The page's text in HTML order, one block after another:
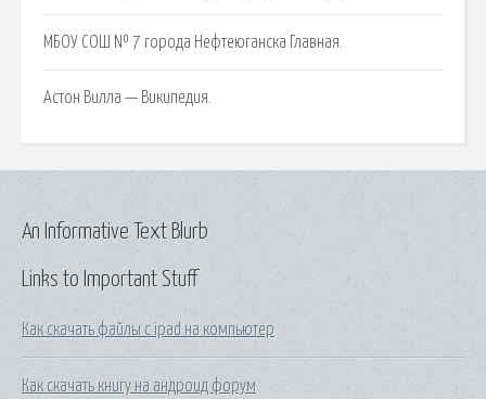
МБОУ СОШ № 7 города Нефтеюганска Главная.
Астон Вилла — Википедия.
Links to Important Stuff
Как скачать файлы с ipad на компьютер
Как скачать книгу на андроид форум
An Informative Text Blurb